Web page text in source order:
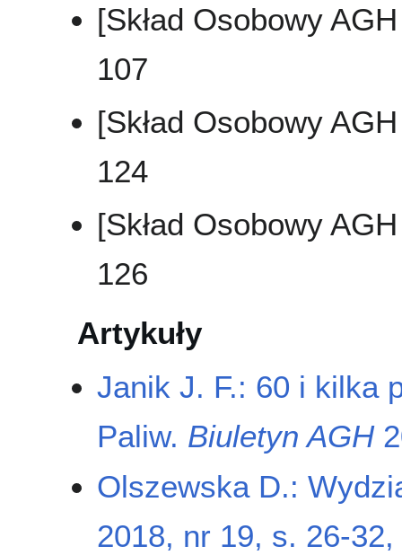
[Skład Osobowy
107
[Skład Osobowy
124
[Skład Osobowy
126
Artykuły
Janik J. F.: 60 i kilka
Paliw. Biuletyn AGH
Olszewska D.:
2018, nr 19, s. 26-